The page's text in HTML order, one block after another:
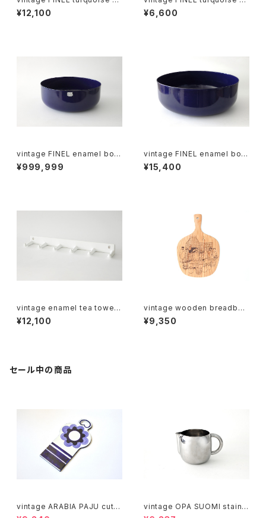
amel mug A / ヴィンテージ カ
イ・フランク ホーローマグカップ
¥12,100
amel mug B / ヴィンテージ カ
イ・フランク ホーローマグカップ
¥6,600
vintage FINEL enamel bow
l M / ヴィンテージ カイ・フラン
ク ホーローボウル M
¥999,999
vintage FINEL enamel bow
l L / ヴィンテージ カイ・フランク
ホーローボウル L
¥15,400
vintage enamel tea towel r
ack sextuple / ヴィンテージ
ホーローフック 6連
¥12,100
vintage wooden breadboa
rd / ヴィンテージ 木製ブレッド
ボード
¥9,350
セール中の商品
vintage ARABIA PAJU cutti
ng boad / ヴィンテージ アラビ
vintage OPA SUOMI stainle
ss milk pitcher M / ヴィンテ